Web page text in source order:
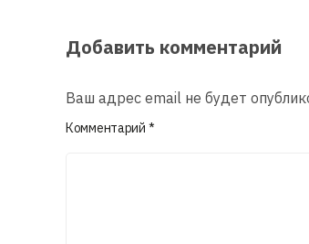
Добавить комментарий
Ваш адрес email не будет
Комментарий *